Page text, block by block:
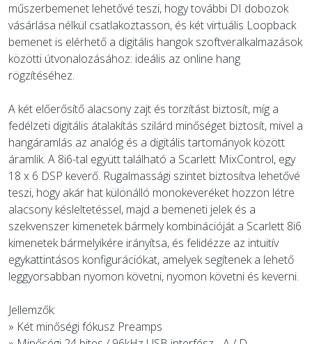
műszerbemenet lehetővé teszi, hogy további DI dobozok
vásárlása nélkül csatlakoztasson, és két virtuális Loopback
bemenet is elérhető a digitális hangok szoftveralkalmazások
közötti útvonalozásához: ideális az online hang
rögzítéséhez.
A két előerősítő alacsony zajt és torzítást biztosít, míg a
fedélzeti digitális átalakítás szilárd minőséget biztosít, mivel a
hangáramlás az analóg és a digitális tartományok között
áramlik. A 8i6-tal együtt található a Scarlett MixControl, egy
18 x 6 DSP keverő. Rugalmassági szintet biztosítva lehetővé
teszi, hogy akár hat különálló monokeveréket hozzon létre
alacsony késleltetéssel, majd a bemeneti jelek és a
szekvenszer kimenetek bármely kombinációját a Scarlett 8i6
kimenetek bármelyikére irányítsa, és felidézze az intuitív
egykattintásos konfigurációkat, amelyek segítenek a lehető
leggyorsabban nyomon követni, nyomon követni és keverni.
Jellemzők:
» Két minőségi fókusz Preamps